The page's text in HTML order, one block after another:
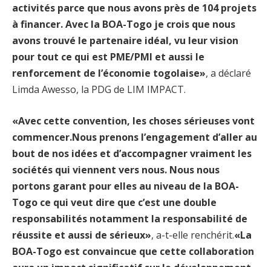
activités parce que nous avons près de 104 projets
à financer. Avec la BOA-Togo je crois que nous
avons trouvé le partenaire idéal, vu leur vision
pour tout ce qui est PME/PMI et aussi le
renforcement de l’économie togolaise», a déclaré
Limda Awesso, la PDG de LIM IMPACT.
«Avec cette convention, les choses sérieuses vont
commencer.Nous prenons l’engagement d’aller au
bout de nos idées et d’accompagner vraiment les
sociétés qui viennent vers nous. Nous nous
portons garant pour elles au niveau de la BOA-
Togo ce qui veut dire que c’est une double
responsabilités notamment la responsabilité de
réussite et aussi de sérieux», a-t-elle renchérit.«La
BOA-Togo est convaincue que cette collaboration